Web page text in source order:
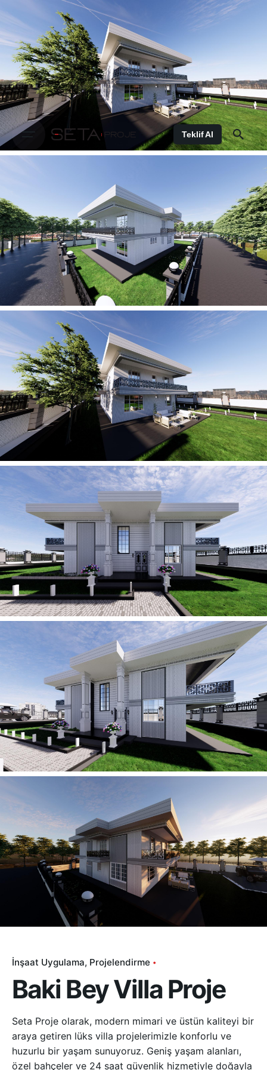
Teklif Al
İnşaat Uygulama Projelendirme
Baki Bey Villa Proje
Seta Proje olarak, modern mimari ve üstün kaliteyi bir
araya getiren lüks villa projelerimizle konforlu ve
huzurlu bir yaşam sunuyoruz. Geniş yaşam alanları,
özel bahçeler ve 24 saat güvenlik hizmetiyle doğayla